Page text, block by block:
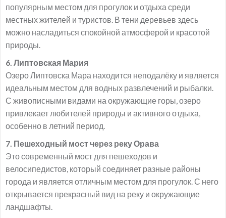
популярным местом для прогулок и отдыха среди
местных жителей и туристов. В тени деревьев здесь
можно насладиться спокойной атмосферой и красотой
природы.
6. Липтовская Мария
Озеро Липтовска Мара находится неподалёку и является
идеальным местом для водных развлечений и рыбалки.
С живописными видами на окружающие горы, озеро
привлекает любителей природы и активного отдыха,
особенно в летний период.
7. Пешеходный мост через реку Орава
Это современный мост для пешеходов и
велосипедистов, который соединяет разные районы
города и является отличным местом для прогулок. С него
открывается прекрасный вид на реку и окружающие
ландшафты.